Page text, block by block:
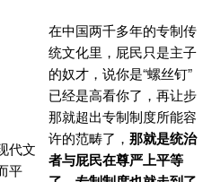
代文
平
在中国两千多年的专制传
统文化里，屁民只是主子
的奴才，说你是“螺丝钉”
已经是高看你了，再让步
那就超出专制制度所能容
许的范畴了， 那就是统治
者与屁民在尊严上平等